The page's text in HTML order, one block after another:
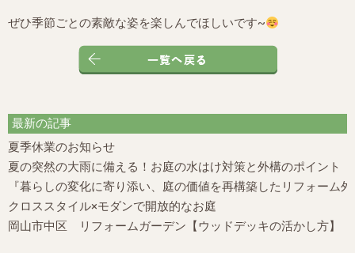
ぜひ季節ごとの素敵な姿を楽しんでほしいです~
最新の記事
夏季休業のお知らせ
夏の突然の大雨に備える！お庭の水はけ対策と外構のポイント
『暮らしの変化に寄り添い、庭の価値を再構築したリフォーム
クロススタイル×モダンで開放的なお庭
岡山市中区 リフォームガーデン【ウッドデッキの活かし方】